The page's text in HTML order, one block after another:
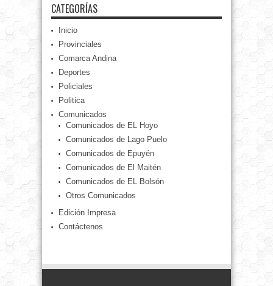
CATEGORÍAS
Inicio
Provinciales
Comarca Andina
Deportes
Policiales
Politica
Comunicados
Comunicados de EL Hoyo
Comunicados de Lago Puelo
Comunicados de Epuyén
Comunicados de El Maitén
Comunicados de EL Bolsón
Otros Comunicados
Edición Impresa
Contáctenos